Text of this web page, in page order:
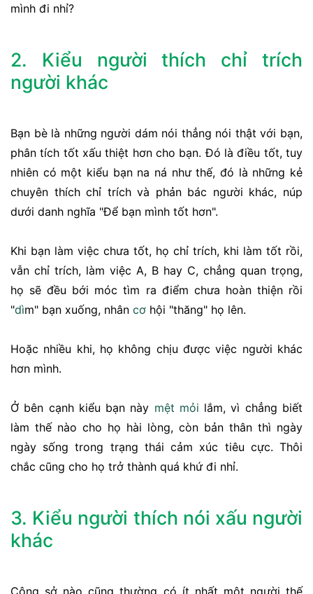
mình đi nhỉ?
2. Kiểu người thích chỉ trích
người khác
Bạn bè là những người dám nói thẳng nói thật với bạn,
phân tích tốt xấu thiệt hơn cho bạn. Đó là điều tốt, tuy
nhiên có một kiểu bạn na ná như thế, đó là những kẻ
chuyên thích chỉ trích và phản bác người khác, núp
dưới danh nghĩa "Để bạn mình tốt hơn".
Khi bạn làm việc chưa tốt, họ chỉ trích, khi làm tốt rồi,
vẫn chỉ trích, làm việc A, B hay C, chẳng quan trọng,
họ sẽ đều bới móc tìm ra điểm chưa hoàn thiện rồi
"dìm" bạn xuống, nhân cơ hội "thăng" họ lên.
Hoặc nhiều khi, họ không chịu được việc người khác
hơn mình.
Ở bên cạnh kiểu bạn này mệt mỏi lắm, vì chẳng biết
làm thế nào cho họ hài lòng, còn bản thân thì ngày
ngày sống trong trạng thái cảm xúc tiêu cực. Thôi
chắc cũng cho họ trở thành quá khứ đi nhỉ.
3. Kiểu người thích nói xấu người
khác